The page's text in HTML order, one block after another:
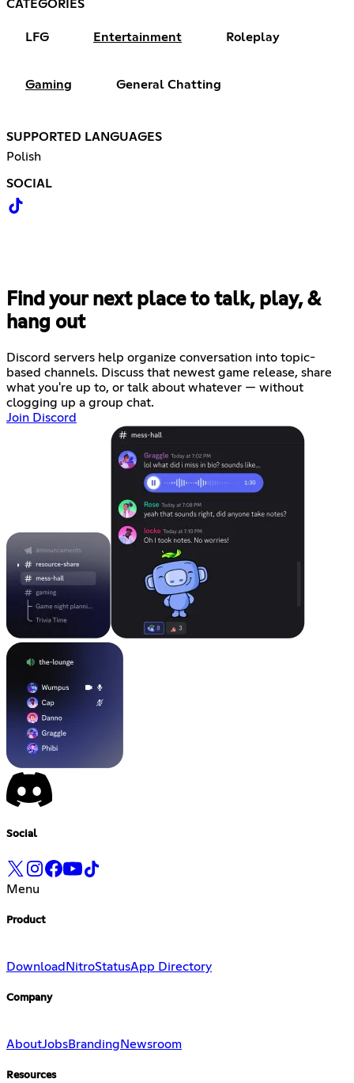
CATEGORIES
LFG Entertainment Roleplay
Gaming General Chatting
SUPPORTED LANGUAGES
Polish
SOCIAL
Find your next place to talk, play, &
hang out
Discord servers help organize conversation into topic-
based channels. Discuss that newest game release, share
what you're up to, or talk about whatever — without
clogging up a group chat.
Join Discord
Social
Menu
Product
Download NitroStatusApp Directory
Company
AboutJobsBranding Newsroom
Resources